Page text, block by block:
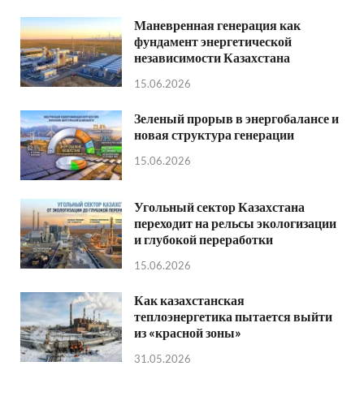
Маневренная генерация как
фундамент энергетической
независимости Казахстана
15.06.2026
Зеленый прорыв в энергобалансе и
новая структура генерации
15.06.2026
Угольный сектор Казахстана
переходит на рельсы экологизации
и глубокой переработки
15.06.2026
Как казахстанская
теплоэнергетика пытается выйти
из «красной зоны»
31.05.2026